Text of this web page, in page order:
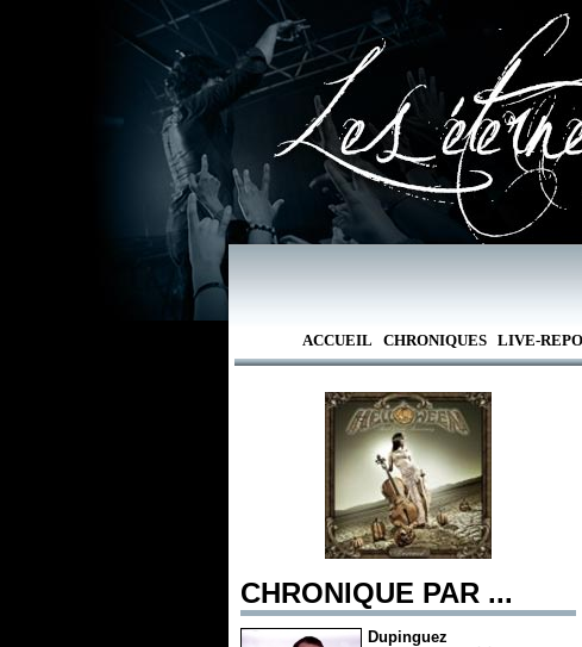
ACCUEIL CHRONIQUES LIVE-
CHRONIQUE PAR ...
Dupinguez